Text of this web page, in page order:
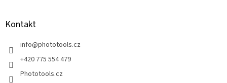
Kontakt
info@phototools.cz
+420 775 554 479
Phototools.cz